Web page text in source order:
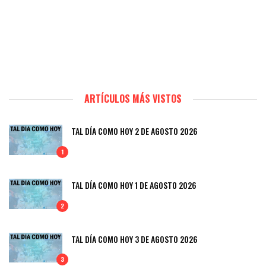
ARTÍCULOS MÁS VISTOS
1
TAL DÍA COMO HOY 2 DE AGOSTO 2026
2
TAL DÍA COMO HOY 1 DE AGOSTO 2026
3
TAL DÍA COMO HOY 3 DE AGOSTO 2026